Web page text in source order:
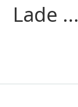
Lade ...